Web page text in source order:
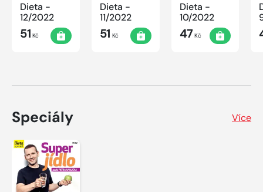
Dieta -
12/2022
51 Kč
Dieta -
11/2022
51 Kč
Dieta -
10/2022
47Kč
Speciály Více